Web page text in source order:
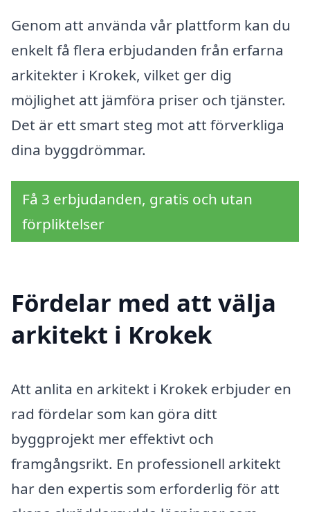
Genom att använda vår plattform kan du
enkelt få flera erbjudanden från erfarna
arkitekter i Krokek, vilket ger dig
möjlighet att jämföra priser och tjänster.
Det är ett smart steg mot att förverkliga
dina byggdrömmar.
Få 3 erbjudanden, gratis och utan
förpliktelser
Fördelar med att välja
arkitekt i Krokek
Att anlita en arkitekt i Krokek erbjuder en
rad fördelar som kan göra ditt
byggprojekt mer effektivt och
framgångsrikt. En professionell arkitekt
har den expertis som erforderlig för att